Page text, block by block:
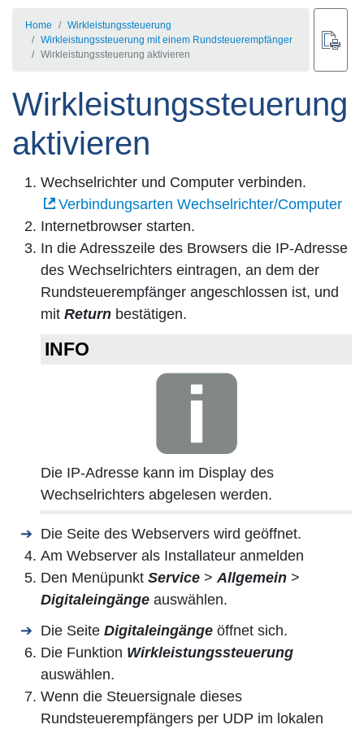
Home
Wirkleistungssteuerung
Wirkleistungssteuerung mit einem Rundsteuerempfänger
Wirkleistungssteuerung aktivieren
Wirkleistungssteuerung
aktivieren
Wechselrichter und Computer verbinden.
Verbindungsarten Wechselrichter/Computer
Internetbrowser starten.
In die Adresszeile des Browsers die IP-Adresse
des Wechselrichters eintragen, an dem der
Rundsteuerempfänger angeschlossen ist, und
mit Return bestätigen.
INFO
Die IP-Adresse kann im Display des
Wechselrichters abgelesen werden.
Die Seite des Webservers wird geöffnet.
Am Webserver als Installateur anmelden
Den Menüpunkt Service >Allgemein >
Digitaleingänge auswählen.
Die Seite Digitaleingänge öffnet sich.
Die Funktion Wirkleistungssteuerung
auswählen.
Wenn die Steuersignale dieses
Rundsteuerempfängers per UDP im lokalen